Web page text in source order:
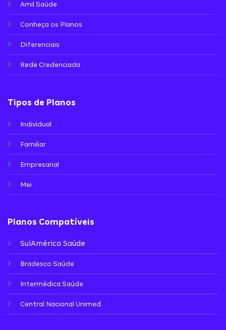
Amil Saúde
Conheça os Planos
Diferenciais
Rede Credenciada
Tipos de Planos
Individual
Familiar
Empresarial
Mei
Planos Compatíveis
SulAmérica Saúde
Bradesco Saúde
Intermédica Saúde
Central Nacional Unimed